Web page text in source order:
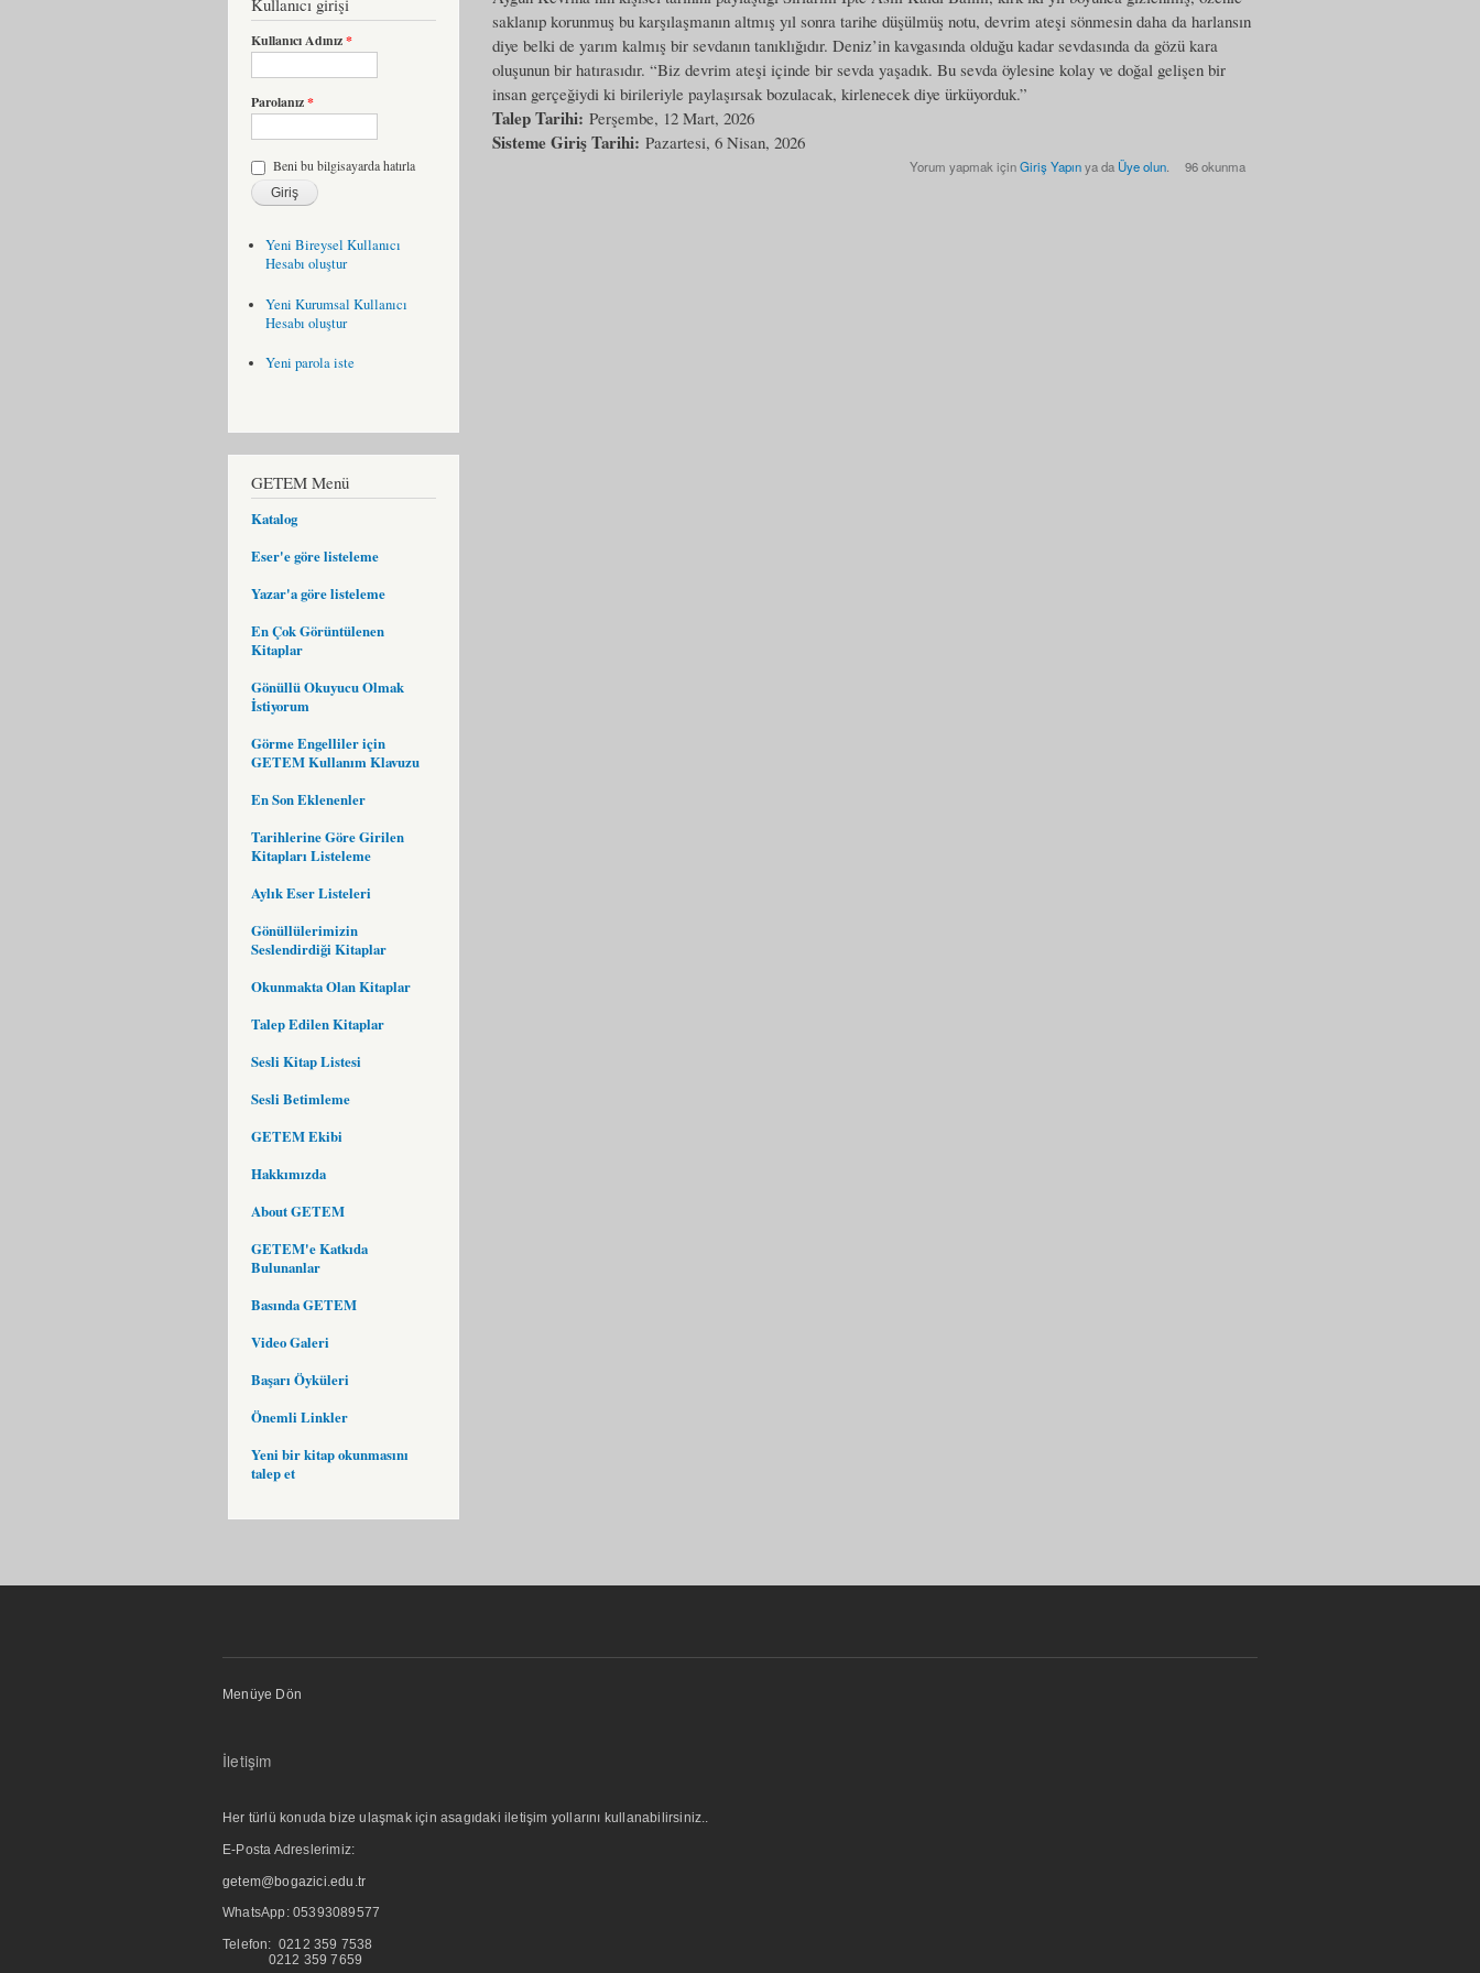
Kullanıcı Adınız*
Parolanız*
Beni bu bilgisayarda hatırla
Yeni Bireysel Kullanıcı
Hesabı oluştur
Yeni Kurumsal Kullanıcı
Hesabı oluştur
Yeni parola iste
GETEM Menü
Katalog
Eser'e göre listeleme
Yazar'a göre listeleme
En Çok Görüntülenen
Kitaplar
Gönüllü Okuyucu Olmak
İstiyorum
Görme Engelliler için
GETEM Kullanım Klavuzu
En Son Eklenenler
Tarihlerine Göre Girilen
Kitapları Listeleme
Aylık Eser Listeleri
Gönüllülerimizin
Seslendirdiği Kitaplar
Okunmakta Olan Kitaplar
Talep Edilen Kitaplar
Sesli Kitap Listesi
Sesli Betimleme
GETEM Ekibi
Hakkımızda
About GETEM
GETEM'e Katkıda
Bulunanlar
Basında GETEM
Video Galeri
Başarı Öyküleri
Önemli Linkler
Yeni bir kitap okunmasını
talep et
saklanıp korunmuş bu karşılaşmanın altmış yıl sonra tarihe düşülmüş notu, devrim ateşi sönmesin daha da harlansın
diye belki de yarım kalmış bir sevdanın tanıklığıdır. Deniz’in kavgasında olduğu kadar sevdasında da gözü kara
oluşunun bir hatırasıdır. “Biz devrim ateşi içinde bir sevda yaşadık. Bu sevda öylesine kolay ve doğal gelişen bir
insan gerçeğiydi ki birileriyle paylaşırsak bozulacak, kirlenecek diye ürküyorduk.”
Talep Tarihi: Perşembe, 12 Mart, 2026
Sisteme Giriş Tarihi: Pazartesi, 6 Nisan, 2026
Yorum yapmak içinGiriş Yapınya da Üye olun. 96 okunma
Menüye Dön
İletişim
Her türlü konuda bize ulaşmak için asagıdaki iletişim yollarını kullanabilirsiniz..
E-Posta Adreslerimiz:
getem@bogazici.edu.tr
WhatsApp: 05393089577
Telefon: 0212 359 7538
0212 359 7659